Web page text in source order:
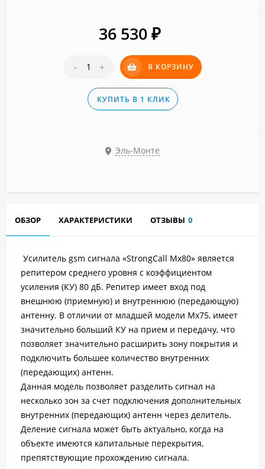
36 530 ₽
- + В КОРЗИНУ
КУПИТЬ В 1 КЛИК
Эль-Монте
ОБЗОР ХАРАКТЕРИСТИКИ ОТЗЫВЫ 0
Усилитель gsm сигнала «StrongCall Mx80» является
репитером среднего уровня с коэффициентом
усиления (КУ) 80 дБ. Репитер имеет вход под
внешнюю (приемную) и внутреннюю (передающую)
антенну. В отличии от младшей модели Мх75, имеет
значительно больший КУ на прием и передачу, что
позволяет значительно расширить зону покрытия и
подключить большее количество внутренних
(передающих) антенн.
Данная модель позволяет разделить сигнал на
несколько зон за счет подключения дополнительных
внутренних (передающих) антенн через делитель.
Деление сигнала может быть актуально, когда на
объекте имеются капитальные перекрытия,
препятствующие прохождению сигнала.